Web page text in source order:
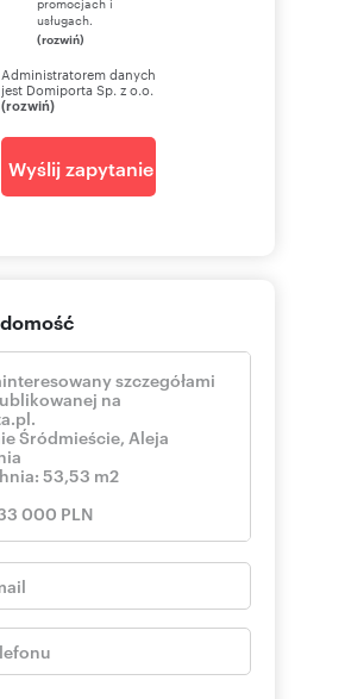
usługach.
(rozwiń)
Administratorem danych
jest Domiporta Sp. z o.o.
(rozwiń)
Wyślij zapytanie